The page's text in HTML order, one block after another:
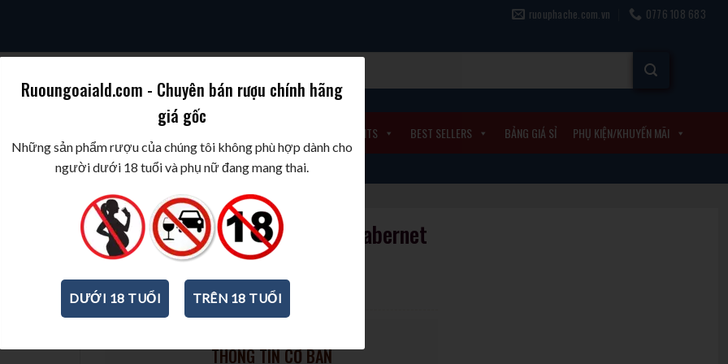
ruouphache.com.vn 0776 108 683
BEST WINES & SPIRITS BEST SELLERS BẢNG GIÁ SỈ PHỤ KIỆN/KHUYẾN MÃI
Rượu vang Solaz Tempranillo Cabernet
Sauvignon
750ml-14%
THÔNG TIN CƠ BẢN
Ruoungoaiald.com - Chuyên bán rượu chính hãng
giá gốc
Những sản phẩm rượu của chúng tôi không phù hợp dành cho
người dưới 18 tuổi và phụ nữ đang mang thai.
DƯỚI 18 TUỔI TRÊN 18 TUỔI